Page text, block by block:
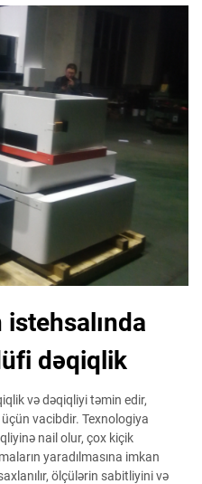
dəqiqlik
və dəqiqliyi təmin edir,
vacibdir. Texnologiya
nail olur, çox kiçik
yaradılmasına imkan
ölçülərin sabitliyini və